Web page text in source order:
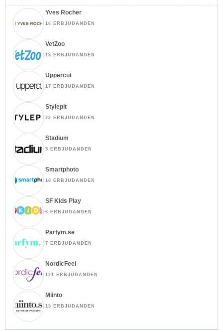
Yves Rocher
16 ERBJUDANDEN
VetZoo
13 ERBJUDANDEN
Uppercut
17 ERBJUDANDEN
Stylepit
22 ERBJUDANDEN
Stadium
5 ERBJUDANDEN
Smartphoto
16 ERBJUDANDEN
SF Kids Play
6 ERBJUDANDEN
Parfym.se
7 ERBJUDANDEN
NordicFeel
121 ERBJUDANDEN
Miinto
13 ERBJUDANDEN